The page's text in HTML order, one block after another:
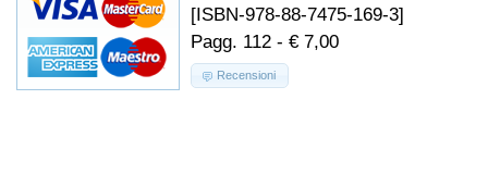
[ISBN-978-88-7475-169-3]
Pagg. 112 - € 7,00
Recensioni